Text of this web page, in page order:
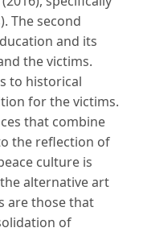
The second
and its
the victims.
to historical
for the victims.
that combine
the reflection of
culture is
alternative art
are those that
of